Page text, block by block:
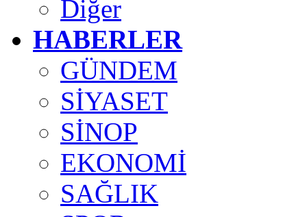
Diğer
HABERLER
GÜNDEM
SİYASET
SİNOP
EKONOMİ
SAĞLIK